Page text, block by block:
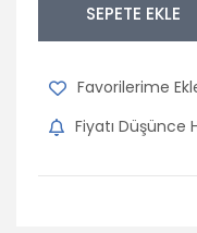
SEPETE EKLE
Fiyatı Düşünce